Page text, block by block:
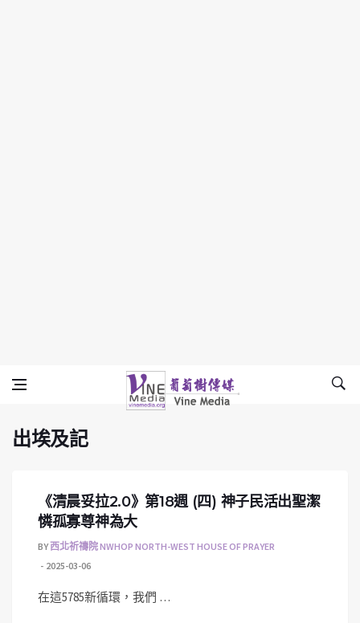
出埃及記
Vine Media
葡萄樹傳媒
出埃及記
《清晨妥拉2.0》第18週 (四) 神子民活出聖潔
憐孤寡尊神為大
BY西北祈禱院 NWHOP NORTH-WEST HOUSE OF PRAYER
2025-03-06
在這5785新循環，我們 …